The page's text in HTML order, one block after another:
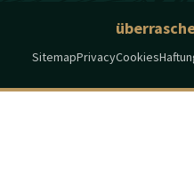
SitemapPrivacyCookies